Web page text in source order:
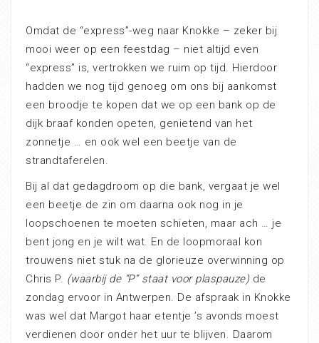
Omdat de “express”-weg naar Knokke – zeker bij
mooi weer op een feestdag – niet altijd even
“express” is, vertrokken we ruim op tijd. Hierdoor
hadden we nog tijd genoeg om ons bij aankomst
een broodje te kopen dat we op een bank op de
dijk braaf konden opeten, genietend van het
zonnetje … en ook wel een beetje van de
strandtaferelen.
Bij al dat gedagdroom op die bank, vergaat je wel
een beetje de zin om daarna ook nog in je
loopschoenen te moeten schieten, maar ach … je
bent jong en je wilt wat. En de loopmoraal kon
trouwens niet stuk na de glorieuze overwinning op
Chris P. (waarbij de “P” staat voor plaspauze) de
zondag ervoor in Antwerpen. De afspraak in Knokke
was wel dat Margot haar etentje ’s avonds moest
verdienen door onder het uur te blijven. Daarom